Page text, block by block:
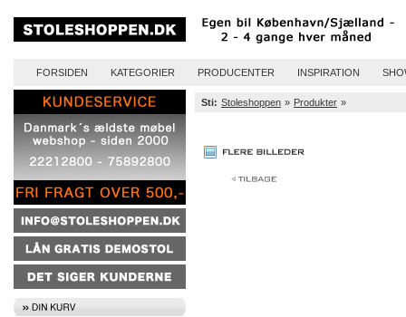
FORSIDEN KATEGORIER PRODUCENTER INSPIRATION
Sti: Stoleshoppen » Produkter »